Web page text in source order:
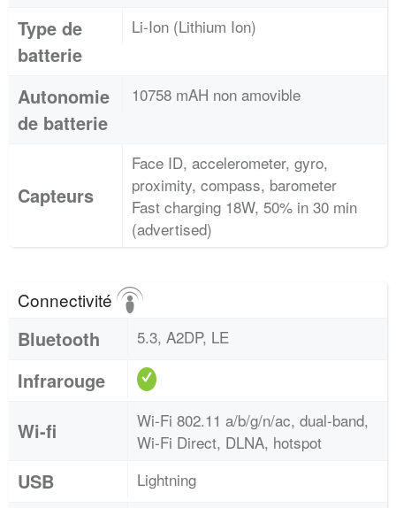
Type de
batterie
Li-Ion (Lithium Ion)
Autonomie
de batterie
10758 mAH non amovible
Capteurs
Face ID, accelerometer, gyro,
proximity, compass, barometer
Fast charging 18W, 50% in 30 min
(advertised)
Connectivité
Bluetooth 5.3, A2DP, LE
Infrarouge
Wi-fi
Wi-Fi 802.11 a/b/g/n/ac, dual-band,
Wi-Fi Direct, DLNA, hotspot
USB Lightning